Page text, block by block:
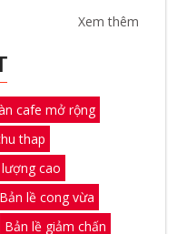
Xem thêm
cafe mở rộng
thap
cao
Bản lề cong vừa
Bản lề giảm chấn